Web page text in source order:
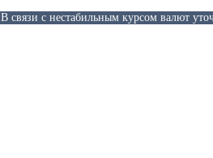
В связи с нестабильным курсом валют